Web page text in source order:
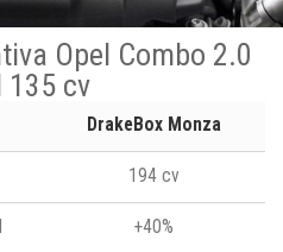
Opel Combo 2.0
135 cv
DrakeBox Monza
194 cv
+40%